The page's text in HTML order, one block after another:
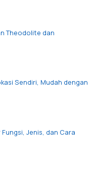
Theodolite dan
Sendiri, Mudah dengan
Jenis, dan Cara